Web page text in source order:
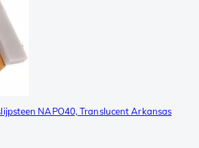
NAPO40, Translucent Arkansas